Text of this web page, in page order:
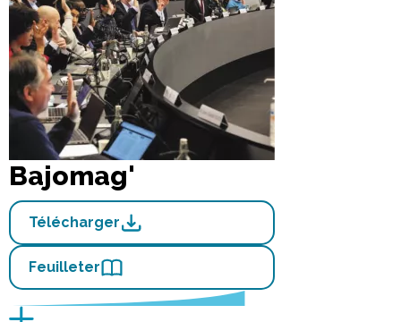
Bajomag'
Télécharger
Feuilleter